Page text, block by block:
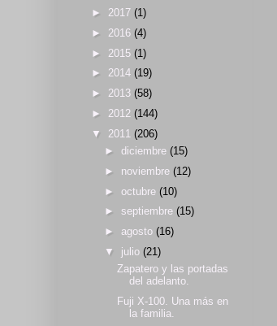
► 2017 (1)
► 2016 (4)
► 2015 (1)
► 2014 (19)
► 2013 (58)
► 2012 (144)
▼ 2011 (206)
► diciembre (15)
► noviembre (12)
► octubre (10)
► septiembre (15)
► agosto (16)
▼ julio (21)
Zapatero y las portadas
del adelanto.
Fuji X-100. Una más en
la familia.